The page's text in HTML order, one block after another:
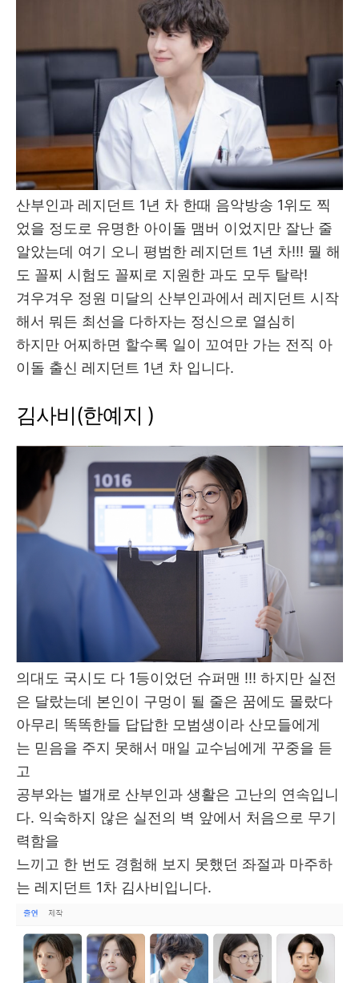
산부인과 레지던트 1년 차 한때 음악방송 1위도 찍
었을 정도로 유명한 아이돌 맴버 이었지만 잘난 줄
알았는데 여기 오니 평범한 레지던트 1년 차!!! 뭘 해
도 꼴찌 시험도 꼴찌로 지원한 과도 모두 탈락!
겨우겨우 정원 미달의 산부인과에서 레지던트 시작
해서 뭐든 최선을 다하자는 정신으로 열심히
하지만 어찌하면 할수록 일이 꼬여만 가는 전직 아
이돌 출신 레지던트 1년 차 입니다.
김사비(한예지 )
의대도 국시도 다 1등이었던 슈퍼맨 !!! 하지만 실전
은 달랐는데 본인이 구멍이 될 줄은 꿈에도 몰랐다
아무리 똑똑한들 답답한 모범생이라 산모들에게
는 믿음을 주지 못해서 매일 교수님에게 꾸중을 듣
고
공부와는 별개로 산부인과 생활은 고난의 연속입니
다. 익숙하지 않은 실전의 벽 앞에서 처음으로 무기
력함을
느끼고 한 번도 경험해 보지 못했던 좌절과 마주하
는 레지던트 1차 김사비입니다.